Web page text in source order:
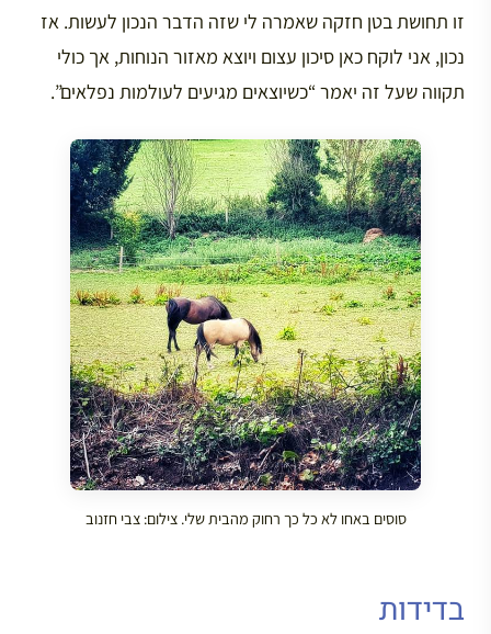
זו תחושת בטן חזקה שאמרה לי שזה הדבר הנכון לעשות. אז
נכון, אני לוקח כאן סיכון עצום ויוצא מאזור הנוחות, אך כולי
תקווה שעל זה יאמר “כשיוצאים מגיעים לעולמות נפלאים”.
סוסים באחו לא כל כך רחוק מהבית שלי. צילום: צבי חזנוב
בדידות